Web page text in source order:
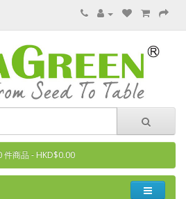
件商品 - HKD$0.00